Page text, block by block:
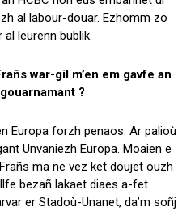
al labour-douar. Ezhomm zo
leurenn bublik.
war-gil m’en em gavfe an
?
Europa forzh penaos. Ar palioù
Unvaniezh Europa. Moaien e
ma ne vez ket doujet ouzh
bezañ lakaet diaes a-fet
er Stadoù-Unanet, da’m soñj